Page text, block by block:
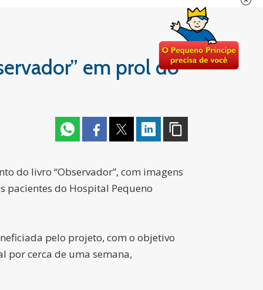
em prol do
do livro “Observador”, com imagens
pacientes do Hospital Pequeno
pelo projeto, com o objetivo
por cerca de uma semana,